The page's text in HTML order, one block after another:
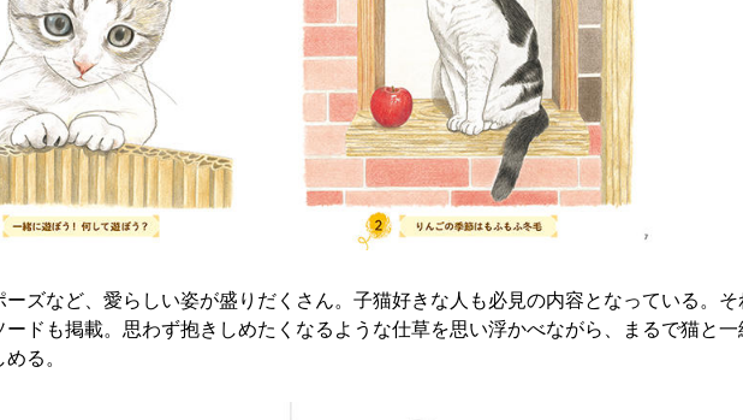
ズなど、愛らしい姿が盛りだくさん。子猫好きな人も必見の内容となっている。そ
ドも掲載。思わず抱きしめたくなるような仕草を思い浮かべながら、まるで猫と一
る。